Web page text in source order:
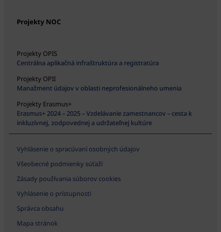
Projekty NOC
Projekty OPIS
Centrálna aplikačná infraštruktúra a registratúra
Projekty OPII
Manažment údajov v oblasti neprofesionálneho umenia
Projekty Erasmus+
Erasmus+ 2024 – 2025 – Vzdelávanie zamestnancov – cesta k
inkluzívnej, zodpovednej a udržateľnej kultúre
Vyhlásenie o spracúvaní osobných údajov
Všeobecné podmienky súťaží
Zásady používania súborov cookies
Vyhlásenie o prístupnosti
Správca obsahu
Mapa stránok